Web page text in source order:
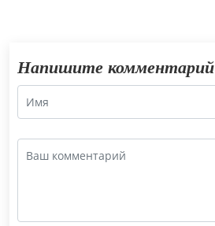
Напишите комментарий